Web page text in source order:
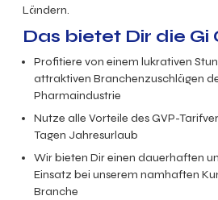
Ländern.
Das bietet Dir die Gi
Profitiere von einem lukrativen
attraktiven Branchenzuschlägen
Pharmaindustrie
Nutze alle Vorteile des GVP-
Tagen Jahresurlaub
Wir bieten Dir einen dauerhaften
Einsatz bei unserem namhaften
Branche